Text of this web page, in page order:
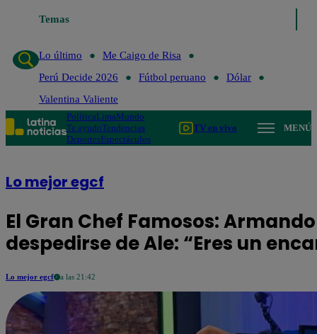
Temas
Lo último
Me Caigo de Risa
Perú Decide 2026
Fútbol peruano
Dólar
Valentina Valiente
PolíticaLimaMundo
Te ayudoTendencias
DeportesEspectáculos
TV en vivo MENÚ
Lo mejor egcf
El Gran Chef Famosos:
despedirse de Ale: “Eres un
Lo mejor egcf a las 21:42